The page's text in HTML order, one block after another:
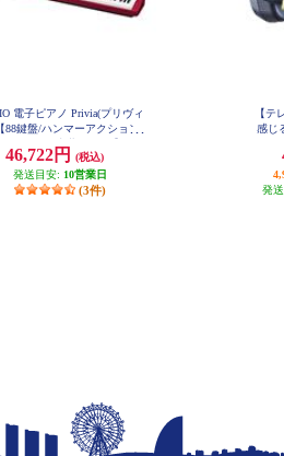
電子ピアノ Privia(プリヴィ
88鍵盤/ハンマーアクション
S1100RD
46,722円
(税込)
発送目安: 10営業日
(3件)
【テ
感じ
ビ
型集
ン
れ
発